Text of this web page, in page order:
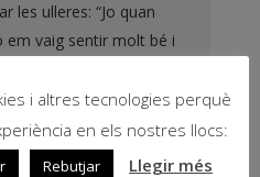
les ulleres: “Jo quan
em vaig sentir molt bé i
encendre una
molt orgullós de mi
presentà la creació
i altres tecnologies perquè
en els nostres llocs:
Rebutjar Llegir més